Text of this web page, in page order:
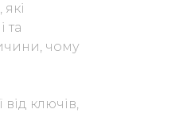
та
чому
ключів,